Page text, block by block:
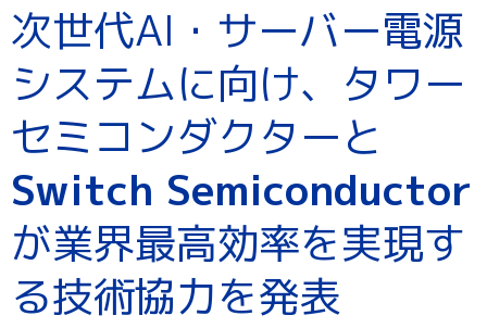
次世代AI・サーバー電源
システムに向け、タワー
セミコンダクターと
Switch Semiconductor
が業界最高効率を実現す
る技術協力を発表